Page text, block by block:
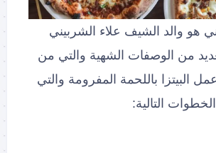
هو والد الشيف علاء الشربيني
من الوصفات الشهية والتي من
البيتزا باللحمة المفرومة والتي
التالية: